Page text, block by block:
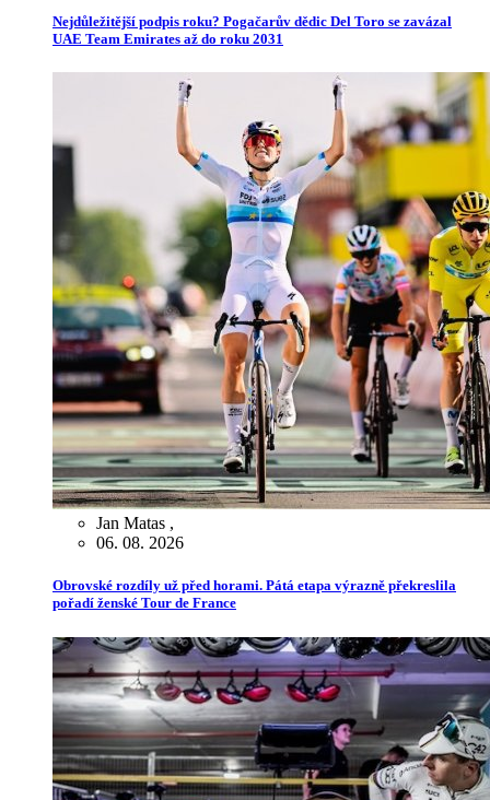
Nejdůležitější podpis roku? Pogačarův dědic Del Toro se zavázal
UAE Team Emirates až do roku 2031
Jan Matas ,
06. 08. 2026
Obrovské rozdíly už před horami. Pátá etapa výrazně překreslila
pořadí ženské Tour de France